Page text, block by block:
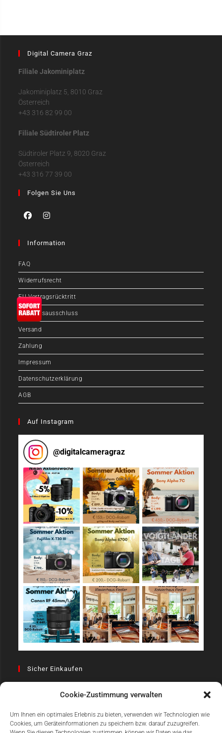
Cookie-Zustimmung verwalten
Um Ihnen ein optimales Erlebnis zu bieten, verwenden wir Technologien wie
Cookies, um Geräteinformationen zu speichern bzw. darauf zuzugreifen.
Digital Camera Graz
Filiale Jakominiplatz
Jakominiplatz 5, 8010 Graz
Österreich
+43 316 82 99 00
Filiale Südtiroler Platz
Südtiroler Platz 9, 8020 Graz
Österreich
+43 316 77 39 00
Folgen Sie Uns
Information
FAQ
Widerrufsrecht
EU-Vertragsrücktritt
Haftungsausschluss
Versand
Zahlung
Impressum
Datenschutzerklärung
AGB
Auf Instagram
@digitalcameragraz
Sicher Einkaufen